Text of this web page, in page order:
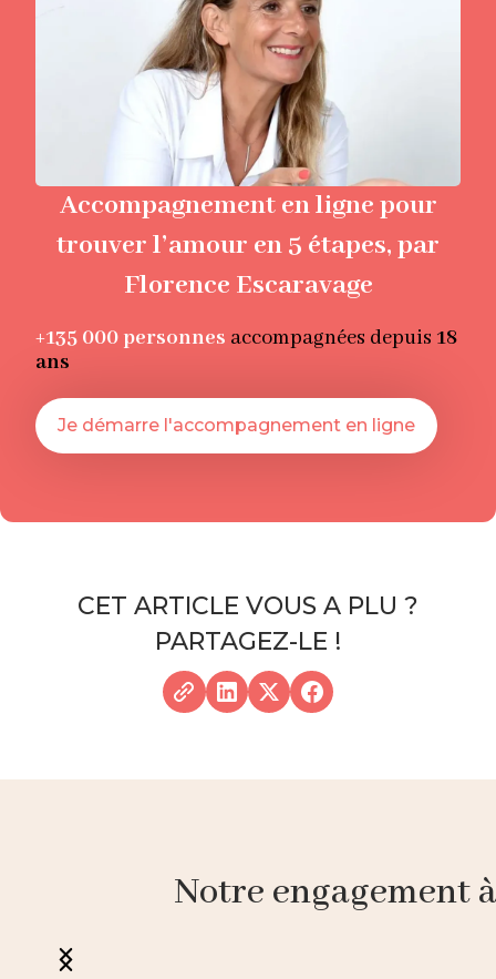
Accompagnement en ligne pour
trouver l’amour en 5 étapes, par
Florence Escaravage
+135 000 personnes accompagnées depuis 18
ans
Je démarre l'accompagnement en ligne
CET ARTICLE VOUS A PLU ?
PARTAGEZ-LE !
Notre engagement